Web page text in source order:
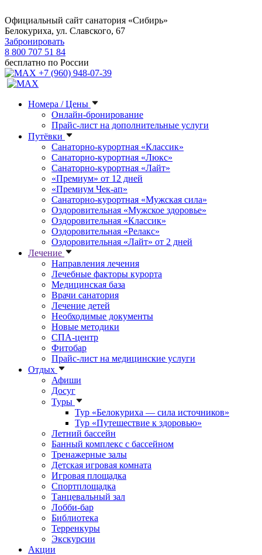
Официальный сайт санатория «Сибирь»
Белокуриха, ул. Славского, 67
Забронировать
8 800 707 51 84
бесплатно по России
+7 (960) 948-07-39
Номера / Цены
Онлайн-бронирование
Прайс-лист на дополнительные услуги
Путёвки
Санаторно-курортная «Классик»
Санаторно-курортная «Люкс»
Санаторно-курортная «Лайт»
«Премиум» от 12 дней
«Премиум Чек-ап»
Санаторно-курортная «Мужская сила»
Оздоровительная «Мужское здоровье»
Оздоровительная «Классик»
Оздоровительная «Релакс»
Оздоровительная «Лайт» от 2 дней
Лечение
Направления лечения
Лечебные факторы курорта
Медицинская база
Врачи санатория
Лечение детей
Необходимые документы
Новые методики
СПА-центр
Фитобар
Прайс-лист на медицинские услуги
Отдых
Афиши
Досуг
Туры
Тур «Белокуриха — сила источников»
Тур «Путешествие к здоровью»
Летний бассейн
Банный комплекс с бассейном
Тренажерные залы
Детская игровая комната
Игровая площадка
Спортплощадка
Танцевальный зал
Лобби-бар
Библиотека
Терренкуры
Экскурсии
Акции